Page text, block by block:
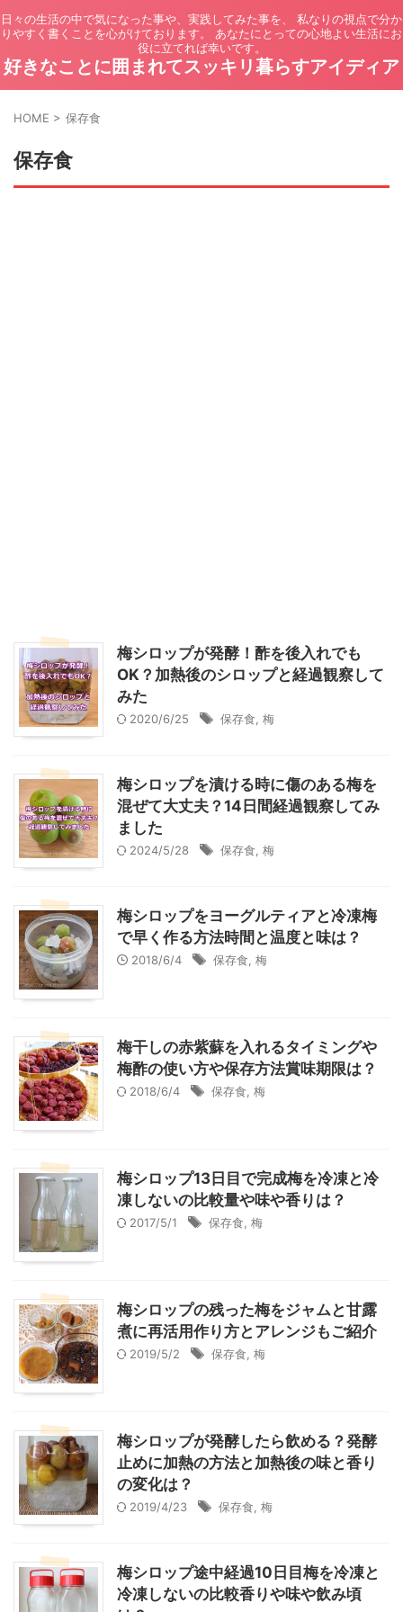
日々の生活の中で気になった事や、実践してみた事を、 私なりの視点で分か
りやすく書くことを心がけております。 あなたにとっての心地よい生活にお
役に立てれば幸いです。
好きなことに囲まれてスッキリ暮らすアイディア
HOME > 保存食
保存食
梅シロップが発酵！酢を後入れでも
OK？加熱後のシロップと経過観察して
みた
2020/6/25 保存食 梅
梅シロップを漬ける時に傷のある梅を
混ぜて大丈夫？14日間経過観察してみ
ました
2024/5/28 保存食 梅
梅シロップをヨーグルティアと冷凍梅
で早く作る方法時間と温度と味は？
2018/6/4 保存食 梅
梅干しの赤紫蘇を入れるタイミングや
梅酢の使い方や保存方法賞味期限は？
2018/6/4 保存食 梅
梅シロップ13日目で完成梅を冷凍と冷
凍しないの比較量や味や香りは？
2017/5/1 保存食 梅
梅シロップの残った梅をジャムと甘露
煮に再活用作り方とアレンジもご紹介
2019/5/2 保存食 梅
梅シロップが発酵したら飲める？発酵
止めに加熱の方法と加熱後の味と香り
の変化は？
2019/4/23 保存食 梅
梅シロップ途中経過10日目梅を冷凍と
冷凍しないの比較香りや味や飲み頃